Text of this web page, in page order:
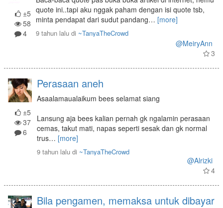
±5
58
4
quote ini..tapi aku nggak paham dengan isi quote tsb,
minta pendapat dari sudut pandang… [more]
9 tahun laludi ~TanyaTheCrowd
@MeiryAnn
3
±5
37
6
Perasaan aneh
Asaalamaualaikum bees selamat siang
Lansung aja bees kalian pernah gk ngalamin perasaan
cemas, takut mati, napas seperti sesak dan gk normal
trus… [more]
9 tahun lalu di ~TanyaTheCrowd
@Alrizki
4
Bila pengamen, memaksa untuk dibayar